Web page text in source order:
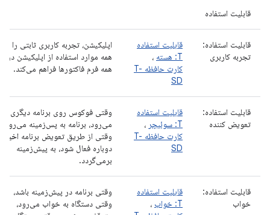
قابلیت استفاده
قابلیت استفاده:
تجربه کاربری
قابلیت استفاده
T: هسته
،
کارت حافظه T-
SD
اپلیکیشن، تجربه کاربری ثابتی را
همه موارد استفاده از اپلیکیشن در
همه فرم فاکتورها فراهم می‌کند.
قابلیت استفاده:
تعویض کننده
قابلیت استفاده
T: سوئیچر
،
کارت حافظه T-
SD
وقتی فوکوس روی برنامه دیگری
می‌رود، برنامه به پس‌زمینه می‌رود.
وقتی از طریق تعویض برنامه اخیر
دوباره فعال شود، به پیش‌زمینه
برمی‌گردد.
قابلیت استفاده:
خواب
قابلیت استفاده
T: خواب
،
وقتی برنامه در پیش‌زمینه باشد،
وقتی دستگاه به خواب می‌رود،